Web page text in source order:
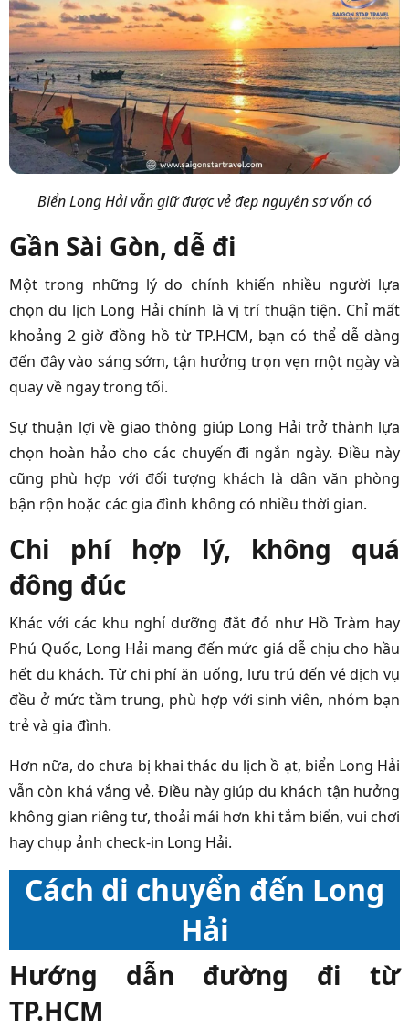
Biển Long Hải vẫn giữ được vẻ đẹp nguyên sơ vốn có
Gần Sài Gòn, dễ đi
Một trong những lý do chính khiến nhiều người lựa
chọn du lịch Long Hải chính là vị trí thuận tiện. Chỉ mất
khoảng 2 giờ đồng hồ từ TP.HCM, bạn có thể dễ dàng
đến đây vào sáng sớm, tận hưởng trọn vẹn một ngày và
quay về ngay trong tối.
Sự thuận lợi về giao thông giúp Long Hải trở thành lựa
chọn hoàn hảo cho các chuyến đi ngắn ngày. Điều này
cũng phù hợp với đối tượng khách là dân văn phòng
bận rộn hoặc các gia đình không có nhiều thời gian.
Chi phí hợp lý, không quá
đông đúc
Khác với các khu nghỉ dưỡng đắt đỏ như Hồ Tràm hay
Phú Quốc, Long Hải mang đến mức giá dễ chịu cho hầu
hết du khách. Từ chi phí ăn uống, lưu trú đến vé dịch vụ
đều ở mức tầm trung, phù hợp với sinh viên, nhóm bạn
trẻ và gia đình.
Hơn nữa, do chưa bị khai thác du lịch ồ ạt, biển Long Hải
vẫn còn khá vắng vẻ. Điều này giúp du khách tận hưởng
không gian riêng tư, thoải mái hơn khi tắm biển, vui chơi
hay chụp ảnh check-in Long Hải.
Cách di chuyển đến Long
Hải
Hướng dẫn đường đi từ
TP.HCM